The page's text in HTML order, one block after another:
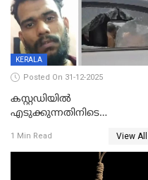
KERALA
Posted On 31-12-2025
കസ്റ്റഡിയിൽ
എടുക്കുന്നതിനിടെ
വധശ്രമക്കേസ് പ്രതി പിടിയിൽ
1 Min Read View All